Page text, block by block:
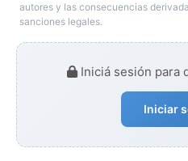
autores y las consecuencias
sanciones legales.
Iniciá sesión para
Iniciar